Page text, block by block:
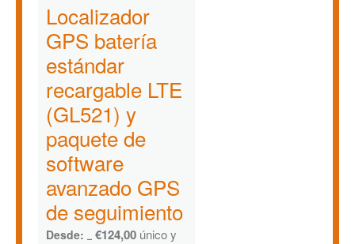
Localizador
GPS batería
estándar
recargable LTE
(GL521) y
paquete de
software
avanzado GPS
de seguimiento
Desde: €124,00 único y